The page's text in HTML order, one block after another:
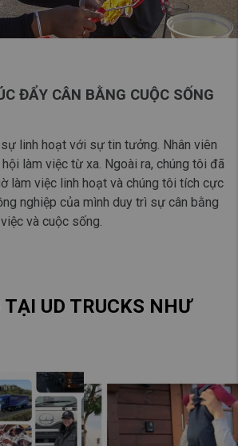
ĐẨY CÂN BẰNG CUỘC SỐNG
linh hoạt với sự tin tưởng. Nhân viên
làm việc từ xa. Ngoài ra, chúng tôi đã
làm việc linh hoạt và chúng tôi tích cực
nghiệp của mình duy trì sự cân bằng
và cuộc sống.​
TẠI UD TRUCKS NHƯ